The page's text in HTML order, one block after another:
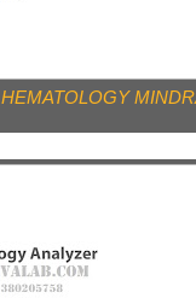
HEMATOLOGY